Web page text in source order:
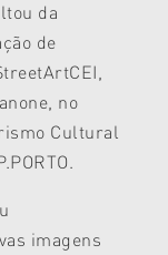
da
de
no
Cultural
imagens